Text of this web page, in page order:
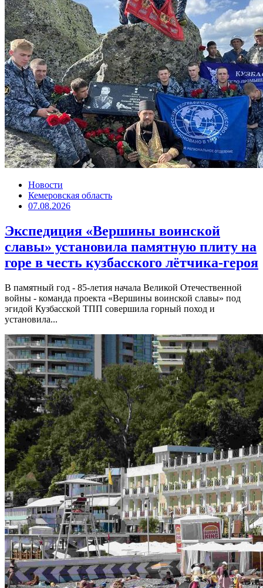
Новости
Кемеровская область
07.08.2026
Экспедиция «Вершины воинской
славы» установила памятную плиту на
горе в честь кузбасского лётчика-героя
В памятный год - 85-летия начала Великой Отечественной
войны - команда проекта «Вершины воинской славы» под
эгидой Кузбасской ТПП совершила горный поход и
установила...